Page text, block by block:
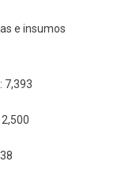
e insumos
7,393